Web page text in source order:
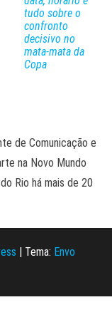
tudo sobre o
confronto
decisivo no
mata-mata da
Copa
de Comunicação e
na Novo Mundo
Rio há mais de 20
| Tema: Envo